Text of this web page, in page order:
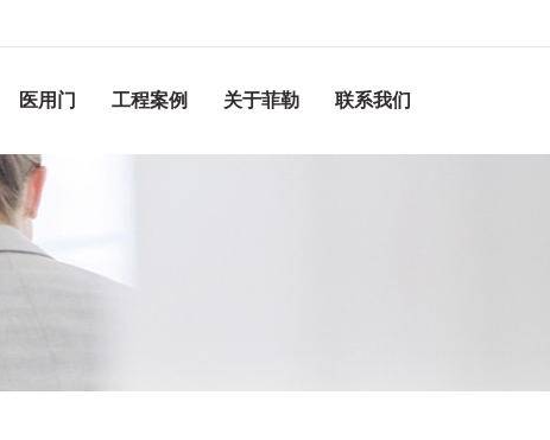
医用门 工程案例 关于菲勒 联系我们